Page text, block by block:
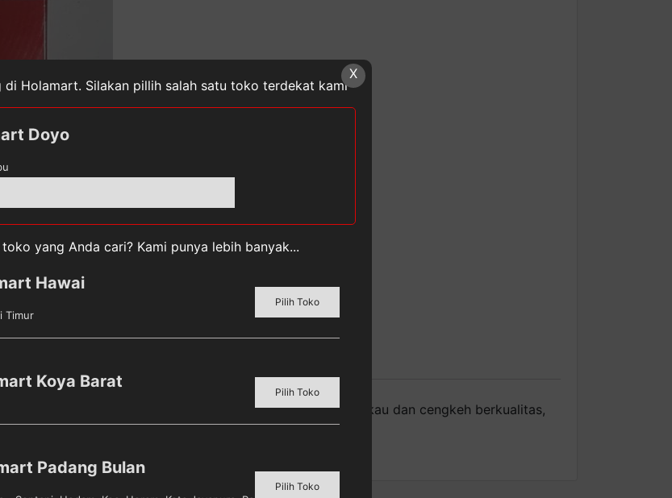
Batang] merupakan rokok yang terbuat dari paduan tembakau dan cengkeh berkualitas,
Selain itu, dibungkus dengan kemasan yang rapi.
X
di Holamart. Silakan pillih salah satu toko terdekat kami
Doyo
toko yang Anda cari? Kami punya lebih banyak...
Hawai
Timur
Pilih Toko
Koya Barat
Pilih Toko
Padang Bulan
Pilih Toko